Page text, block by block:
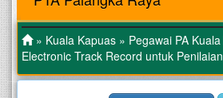
» Kuala Kapuas » Pegawai PA
Electronic Track Record untuk